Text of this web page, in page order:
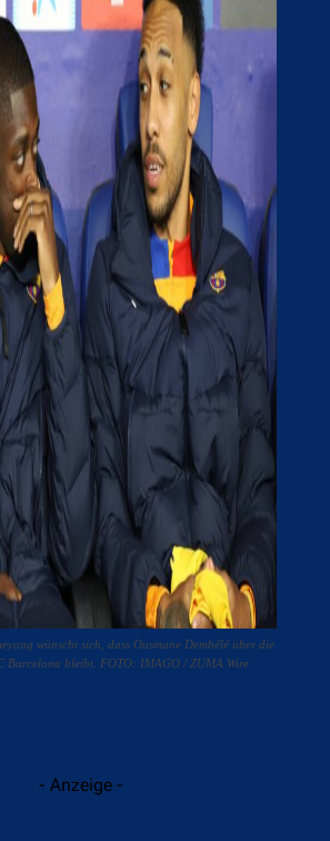
wünscht sich, dass Ousmane Dembélé über die
Barcelona bleibt. FOTO: IMAGO / ZUMA Wire
- Anzeige -